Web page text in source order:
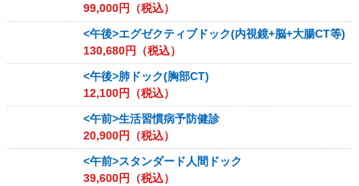
99,000円（税込）
<午後>エグゼクティブドック(内視鏡+脳+大腸CT等)
130,680円（税込）
<午後>肺ドック(胸部CT)
12,100円（税込）
<午前>生活習慣病予防健診
20,900円（税込）
<午前>スタンダード人間ドック
39,600円（税込）